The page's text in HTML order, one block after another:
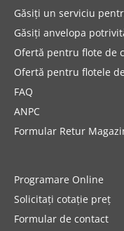
Găsiți un serviciu
Găsiți anvelopa
Ofertă pentru flote de
Ofertă pentru flotele
FAQ
ANPC
Formular Retur
Programare Online
Solicitați cotație preț
Formular de contact